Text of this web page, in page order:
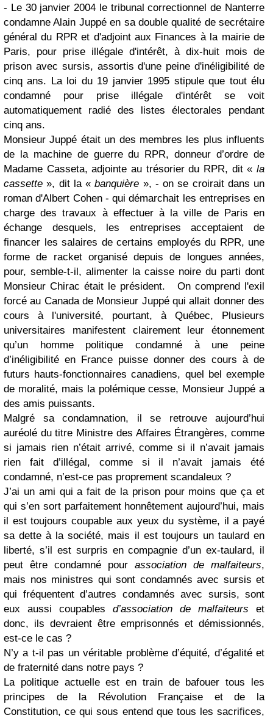
- Le 30 janvier 2004 le tribunal correctionnel de Nanterre
condamne Alain Juppé en sa double qualité de secrétaire
général du RPR et d'adjoint aux Finances à la mairie de
Paris, pour prise illégale d'intérêt, à dix-huit mois de
prison avec sursis, assortis d'une peine d'inéligibilité de
cinq ans. La loi du 19 janvier 1995 stipule que tout élu
condamné pour prise illégale d'intérêt se voit
automatiquement radié des listes électorales pendant
cinq ans.
Monsieur Juppé était un des membres les plus influents
de la machine de guerre du RPR, donneur d’ordre de
Madame Casseta, adjointe au trésorier du RPR, dit « la
cassette », dit la «banquière », - on se croirait dans un
roman d'Albert Cohen - qui démarchait les entreprises en
charge des travaux à effectuer à la ville de Paris en
échange desquels, les entreprises acceptaient de
financer les salaires de certains employés du RPR, une
forme de racket organisé depuis de longues années,
pour, semble-t-il, alimenter la caisse noire du parti dont
Monsieur Chirac était le président. On comprend l'exil
forcé au Canada de Monsieur Juppé qui allait donner des
cours à l'université, pourtant, à Québec, Plusieurs
universitaires manifestent clairement leur étonnement
qu’un homme politique condamné à une peine
d’inéligibilité en France puisse donner des cours à de
futurs hauts-fonctionnaires canadiens, quel bel exemple
de moralité, mais la polémique cesse, Monsieur Juppé a
des amis puissants.
Malgré sa condamnation, il se retrouve aujourd’hui
auréolé du titre Ministre des Affaires Étrangères, comme
si jamais rien n’était arrivé, comme si il n’avait jamais
rien fait d’illégal, comme si il n’avait jamais été
condamné, n’est-ce pas proprement scandaleux ?
J’ai un ami qui a fait de la prison pour moins que ça et
qui s’en sort parfaitement honnêtement aujourd’hui, mais
il est toujours coupable aux yeux du système, il a payé
sa dette à la société, mais il est toujours un taulard en
liberté, s’il est surpris en compagnie d’un ex-taulard, il
peut être condamné pour association de malfaiteurs,
mais nos ministres qui sont condamnés avec sursis et
qui fréquentent d’autres condamnés avec sursis, sont
eux aussi coupables d’association de malfaiteurs et
donc, ils devraient être emprisonnés et démissionnés,
est-ce le cas ?
N’y a t-il pas un véritable problème d’équité, d’égalité et
de fraternité dans notre pays ?
La politique actuelle est en train de bafouer tous les
principes de la Révolution Française et de la
Constitution, ce qui sous entend que tous les sacrifices,